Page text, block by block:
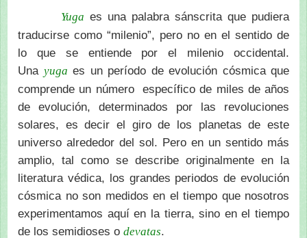
Yuga es una palabra sánscrita que pudiera
traducirse como “milenio”, pero no en el sentido de
lo que se entiende por el milenio occidental.
Una yuga es un período de evolución cósmica que
comprende un número específico de miles de años
de evolución, determinados por las revoluciones
solares, es decir el giro de los planetas de este
universo alrededor del sol. Pero en un sentido más
amplio, tal como se describe originalmente en la
literatura védica, los grandes periodos de evolución
cósmica no son medidos en el tiempo que nosotros
experimentamos aquí en la tierra, sino en el tiempo
de los semidioses o devatas.